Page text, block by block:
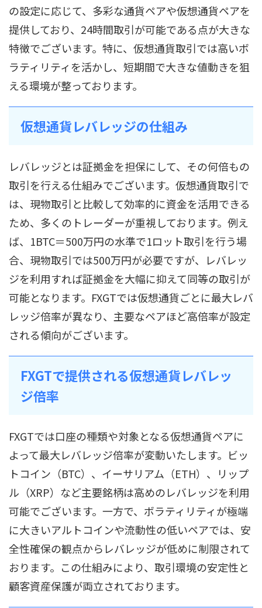
の設定に応じて、多彩な通貨ペアや仮想通貨ペアを
提供しており、24時間取引が可能である点が大きな
特徴でございます。特に、仮想通貨取引では高いボ
ラティリティを活かし、短期間で大きな値動きを狙
える環境が整っております。
仮想通貨レバレッジの仕組み
レバレッジとは証拠金を担保にして、その何倍もの
取引を行える仕組みでございます。仮想通貨取引で
は、現物取引と比較して効率的に資金を活用できる
ため、多くのトレーダーが重視しております。例え
ば、1BTC＝500万円の水準で1ロット取引を行う場
合、現物取引では500万円が必要ですが、レバレッ
ジを利用すれば証拠金を大幅に抑えて同等の取引が
可能となります。FXGTでは仮想通貨ごとに最大レバ
レッジ倍率が異なり、主要なペアほど高倍率が設定
される傾向がございます。
FXGTで提供される仮想通貨レバレッ
ジ倍率
FXGTでは口座の種類や対象となる仮想通貨ペアに
よって最大レバレッジ倍率が変動いたします。ビッ
トコイン（BTC）、イーサリアム（ETH）、リップ
ル（XRP）など主要銘柄は高めのレバレッジを利用
可能でございます。一方で、ボラティリティが極端
に大きいアルトコインや流動性の低いペアでは、安
全性確保の観点からレバレッジが低めに制限されて
おります。この仕組みにより、取引環境の安定性と
顧客資産保護が両立されております。